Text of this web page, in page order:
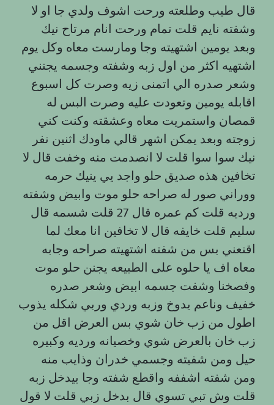
قال طيب وطلعته ورحت اشوف ولدي جا او لا
وشفته نايم قلت تمام ورحت انام مرتاح نيك
وبعد يومين اشتهيته وجا ومارست معاه وكل يوم
اشتهيه اكثر من اول زبه وشفته وجسمه يجنني
وشعر صدره الي اتمنى زيه وصرت كل اسبوع
اقابله يومين وتعودت عليه وصرت البس له
قمصان واستمريت معاه وعشقته وكنت كني
زوجته وبعد يمكن اشهر قالي ماودك اثنين نفر
نيك سوا سوا قلت لا انصدمت منه وخفت قال لا
تخافين هذه صديق حلو واجد يي ينيك حرمه
ووراني صور له صراحه حلو موت وابيض وشفته
ورديه قلت كم عمره قال 27 قلت شسمه قال
سلیم قلت خايفه قال لا تخافين انا معك لما
اقنعني بس من شفته اشتهيته صراحه وجابه
معاه اف یا حلوه على الطبيعه يجنن حلو موت
وفصخنا وشفت جسمه ابيض وشعر صدره
خفیف وناعم يدوخ وزبه وردي وربي شكله يذوب
اطول من زب خان شوي بس العرض اقل من
زب خان بالعرض شوي وخصيانه ورديه وكبيره
حيل ومن شفيته وجسمي خدران وذايب منه
ومن شفته اشففه واقطع شفته وجا بيدخل زبه
قلت وش تبي تسوي قال بدخل زبي قلت لا قول